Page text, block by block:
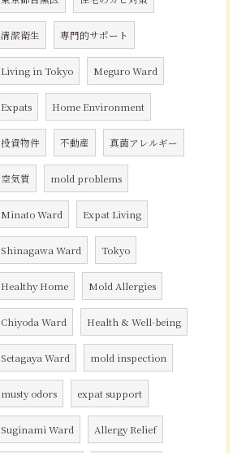
清潔衛生 専門的サポート
Living in Tokyo Meguro Ward
Expats Home Environment
投資物件 不動産 真菌アレルギー
空気質 mold problems
Minato Ward Expat Living
Shinagawa Ward Tokyo
Healthy Home Mold Allergies
Chiyoda Ward Health & Well-being
Setagaya Ward mold inspection
musty odors expat support
Suginami Ward Allergy Relief